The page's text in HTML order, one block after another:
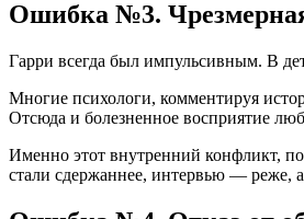
Ошибка №3.
Гарри всегда был импульсивным. В
Многие психологи, комментируя
Отсюда и болезненное восприятие
Именно этот внутренний конфликт,
стали сдержаннее, интервью — реже,